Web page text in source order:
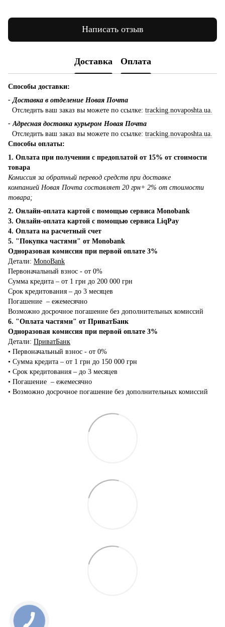
Написать отзыв
Доставка Оплата
Способы доставки:
- Доставка в отделение Новая Почта
Отследить ваш заказ вы можете по ссылке: tracking.novaposhta.ua.
- Адресная доставка курьером Новая Почта
Отследить ваш заказ вы можете по ссылке: tracking.novaposhta.ua.
Способы оплаты:
1. Оплата при получении с предоплатой от 15% от стоимости
товара
Комиссия за обратный перевод средств при доставке
компанией Новая Почта составляет 20 грн+ 2% от стоимости
товара;
2. Онлайн-оплата картой с помощью сервиса Monobank
3. Онлайн-оплата картой с помощью сервиса LiqPay
4. Оплата на расчетный счет
5. "Покупка частями" от Monobank
Одноразовая комиссия при первой оплате 3%
Детали: MonoBank
Первоначальный взнос - от 0%
Сумма кредита – от 1 грн до 200 000 грн
Срок кредитования – до 3 месяцев
Погашение – ежемесячно
Возможно досрочное погашение без дополнительных комиссий
6. "Оплата частями" от ПриватБанк
Одноразовая комиссия при первой оплате 3%
Детали: ПриватБанк
•‎ Первоначальный взнос - от 0%
•‎ Сумма кредита – от 1 грн до 150 000 грн
•‎ Срок кредитования – до 3 месяцев
•‎ Погашение – ежемесячно
•‎ Возможно досрочное погашение без дополнительных комиссий